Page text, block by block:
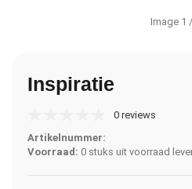
Image 1
Inspiratie
0 reviews
Artikelnummer:
Voorraad: 0 stuks uit voorraad